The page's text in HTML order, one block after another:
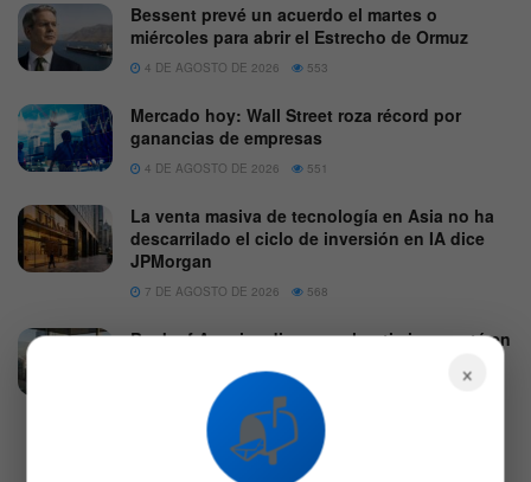
Bessent prevé un acuerdo el martes o
miércoles para abrir el Estrecho de Ormuz
4 DE AGOSTO DE 2026 553
Mercado hoy: Wall Street roza récord por
ganancias de empresas
4 DE AGOSTO DE 2026 551
La venta masiva de tecnología en Asia no ha
descarrilado el ciclo de inversión en IA dice
JPMorgan
7 DE AGOSTO DE 2026 568
Bank of America dice que el optimismo está en
hora de abandonar los activos de riesgo
8 DE AGOSTO DE 2026 603
×
📬